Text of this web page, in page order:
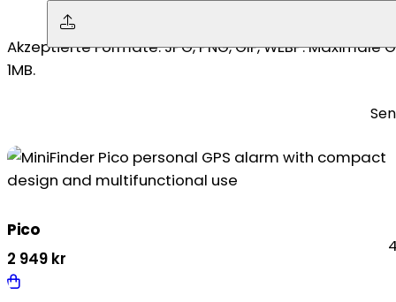
Keine Datei ausgewählt
Akzeptierte Formate: JPG, PNG, GIF, WEBP. Maximale
1MB.
Pico
2 949 kr